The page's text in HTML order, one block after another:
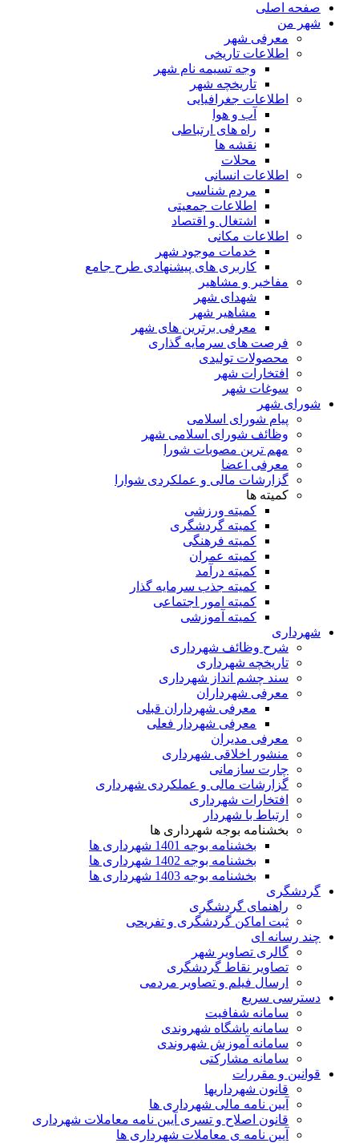
صفحه اصلی
شهر من
معرفی شهر
اطلاعات تاریخی
وجه تسیمه نام شهر
تاریخچه شهر
اطلاعات جغرافیایی
آب و هوا
راه های ارتباطی
نقشه ها
محلات
اطلاعات انسانی
مردم شناسی
اطلاعات جمعیتی
اشتغال و اقتصاد
اطلاعات مکانی
خدمات موجود شهر
کاربری های پیشنهادی طرح جامع
مفاخیر و مشاهیر
شهدای شهر
مشاهیر شهر
معرفی برترین های شهر
فرصت های سرمایه گذاری
محصولات تولیدی
افتخارات شهر
سوغات شهر
شورای شهر
پیام شورای اسلامی
وظائف شورای اسلامی شهر
مهم ترین مصوبات شورا
معرفی اعضا
گزارشات مالی و عملکردی شوارا
کمیته ها
کمیته ورزشی
کمیته گردشگری
کمیته فرهنگی
کمیته عمران
کمیته درآمد
کمیته جذب سرمایه گذار
کمیته امور اجتماعی
کمیته آموزشی
شهرداری
شرح وظائف شهرداری
تاریخچه شهرداری
سند چشم انداز شهرداری
معرفی شهرداران
معرفی شهرداران قبلی
معرفی شهردار فعلی
معرفی مدیران
منشور اخلاقی شهرداری
چارت سازمانی
گزارشات مالی و عملکردی شهرداری
افتخارات شهرداری
ارتباط با شهردار
بخشنامه بوجه شهرداری ها
بخشنامه بوجه 1401 شهرداری ها
بخشنامه بوجه 1402 شهرداری ها
بخشنامه بوجه 1403 شهرداری ها
گردشگری
راهنمای گردشگری
ثبت اماکن گردشگری و تفریحی
چند رسانه ای
گالری تصاویر شهر
تصاویر نقاط گردشگری
ارسال فیلم و تصاویر مردمی
دسترسی سریع
سامانه شفافیت
سامانه باشگاه شهروندی
سامانه آموزش شهروندی
سامانه مشارکتی
قوانین و مقررات
قانون شهرداریها
آیین نامه مالی شهرداری ها
قانون اصلاح و تسری آیین نامه معاملات شهرداری
آیین نامه ی معاملات شهرداری ها